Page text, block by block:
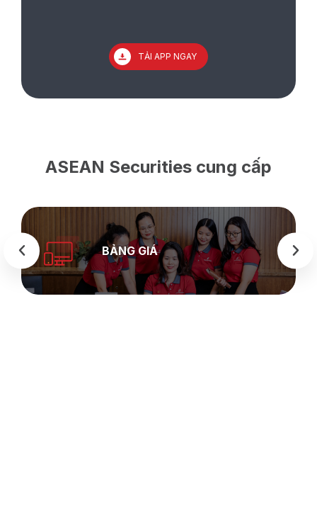
TẢI APP NGAY
ASEAN Securities cung cấp
BẢNG GIÁ